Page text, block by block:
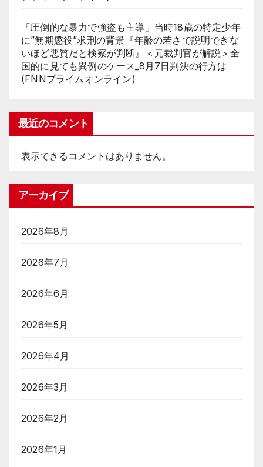
「圧倒的な暴力で強盗も主導」当時18歳の特定少年
に”無期懲役”求刑の背景『年齢の若さで説明できな
いほど悪質だと検察が判断』＜元裁判官が解説＞全
国的に見ても異例のケース_8月7日判決の行方は
(FNNプライムオンライン)
最近のコメント
表示できるコメントはありません。
アーカイブ
2026年8月
2026年7月
2026年6月
2026年5月
2026年4月
2026年3月
2026年2月
2026年1月